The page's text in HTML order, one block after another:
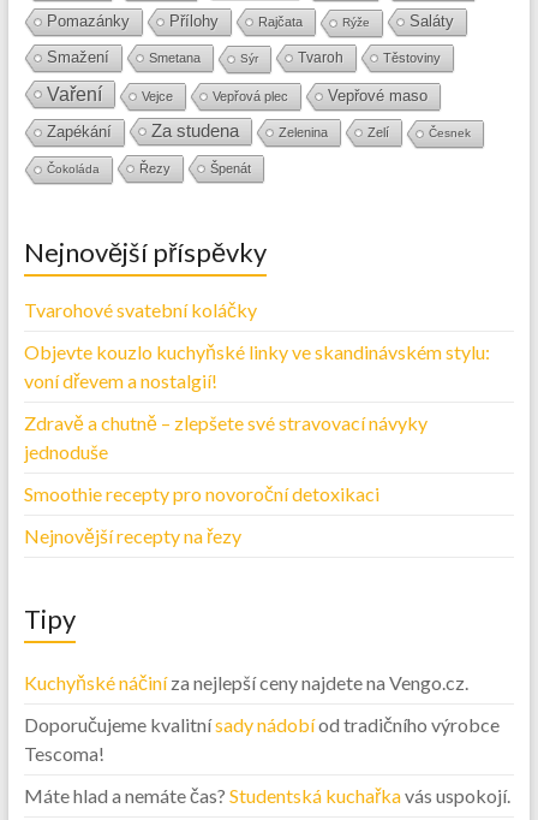
Pomazánky Přílohy Rajčata Rýže
Saláty
Smažení
Smetana Sýr Tvaroh Těstoviny
Vaření Vejce Vepřová plec
Vepřové maso
Zapékání
Za studena Zelenina Zelí Česnek
Čokoláda Řezy Špenát
Nejnovější příspěvky
Tvarohové svatební koláčky
Objevte kouzlo kuchyňské linky ve skandinávském stylu:
voní dřevem a nostalgií!
Zdravě a chutně – zlepšete své stravovací návyky
jednoduše
Smoothie recepty pro novoroční detoxikaci
Nejnovější recepty na řezy
Tipy
Kuchyňské náčiníza nejlepší ceny najdete na Vengo.cz.
Doporučujeme kvalitnísady nádobíod tradičního výrobce
Tescoma!
Máte hlad a nemáte čas? Studentská kuchařkavás uspokojí.